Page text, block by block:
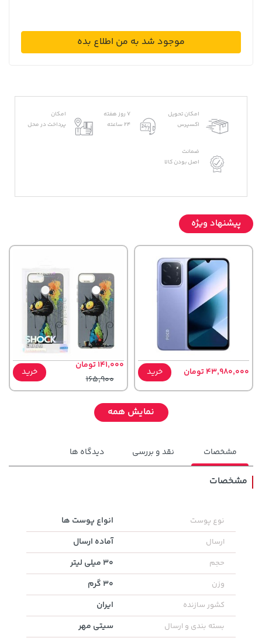
موجود شد به من اطلاع بده
امکان تحویل
اکسپرس
7 روز هفته
24 ساعته
امکان
پرداخت در محل
ضمانت
اصل بودن کالا
پیشنهاد ویژه
43,980,000 تومان خرید
141,000 تومان
165,900
خرید
141,000 تومان
165,900
1,109,000 تومان
نمایش همه
مشخصات نقد و بررسی دیدگاه ها
مشخصات
نوع پوست انواع پوست ها
ارسال آماده ارسال
حجم 30 میلی لیتر
وزن 30 گرم
کشور سازنده ایران
بسته بندی و ارسال سیتی مهر